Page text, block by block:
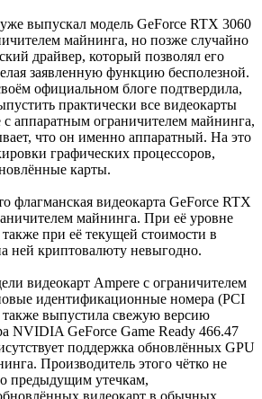
выпускал модель GeForce RTX 3060
майнинга, но позже случайно
драйвер, который позволял его
заявленную функцию бесполезной.
официальном блоге подтвердила,
практически все видеокарты
аппаратным ограничителем майнинга,
что он именно аппаратный. На это
графических процессоров,
карты.
флагманская видеокарта GeForce RTX
майнинга. При её уровне
при её текущей стоимости в
ней криптовалюту невыгодно.
видеокарт Ampere с ограничителем
идентификационные номера (PCI
выпустила свежую версию
NVIDIA GeForce Game Ready 466.47
поддержка обновлённых GPU
Производитель этого чётко не
предыдущим утечкам,
видеокарт в обычных